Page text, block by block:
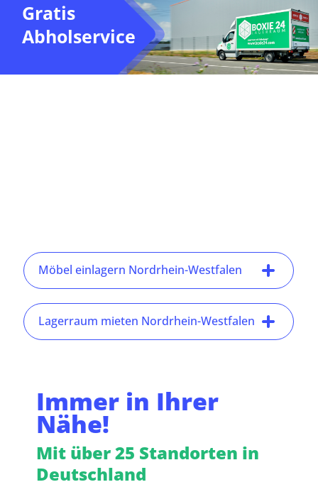
Gratis
Abholservice
Möbel einlagern Nordrhein-Westfalen
Lagerraum mieten Nordrhein-Westfalen
Immer in Ihrer
Nähe!
Mit über 25 Standorten in
Deutschland